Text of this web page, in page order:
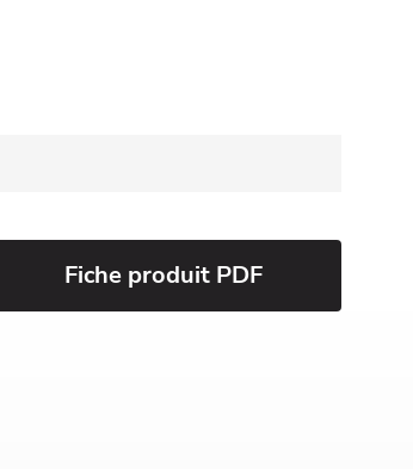
Fiche produit PDF